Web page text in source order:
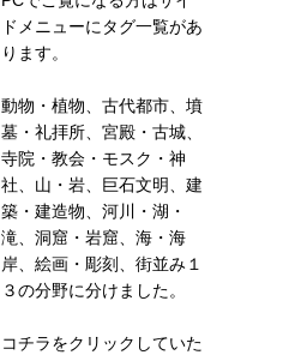
ドメニューにタグ一覧があ
ります。
動物・植物、古代都市、墳
墓・礼拝所、宮殿・古城、
寺院・教会・モスク・神
社、山・岩、巨石文明、建
築・建造物、河川・湖・
滝、洞窟・岩窟、海・海
岸、絵画・彫刻、街並み１
３の分野に分けました。
コチラをクリックしていた